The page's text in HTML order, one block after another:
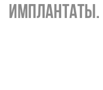
ИМПЛАНТАТЫ.